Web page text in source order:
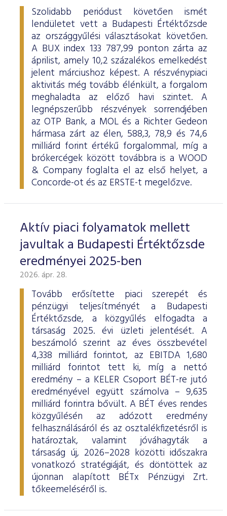
Szolidabb periódust követően ismét
lendületet vett a Budapesti Értéktőzsde
az országgyűlési választásokat követően.
A BUX index 133 787,99 ponton zárta az
áprilist, amely 10,2 százalékos emelkedést
jelent márciushoz képest. A részvénypiaci
aktivitás még tovább élénkült, a forgalom
meghaladta az előző havi szintet. A
legnépszerűbb részvények sorrendjében
az OTP Bank, a MOL és a Richter Gedeon
hármasa zárt az élen, 588,3, 78,9 és 74,6
milliárd forint értékű forgalommal, míg a
brókercégek között továbbra is a WOOD
& Company foglalta el az első helyet, a
Concorde-ot és az ERSTE-t megelőzve.
Aktív piaci folyamatok mellett
javultak a Budapesti Értéktőzsde
eredményei 2025-ben
2026. ápr. 28.
Tovább erősítette piaci szerepét és
pénzügyi teljesítményét a Budapesti
Értéktőzsde, a közgyűlés elfogadta a
társaság 2025. évi üzleti jelentését. A
beszámoló szerint az éves összbevétel
4,338 milliárd forintot, az EBITDA 1,680
milliárd forintot tett ki, míg a nettó
eredmény – a KELER Csoport BÉT-re jutó
eredményével együtt számolva – 9,635
milliárd forintra bővült. A BÉT éves rendes
közgyűlésén az adózott eredmény
felhasználásáról és az osztalékfizetésről is
határoztak, valamint jóváhagyták a
társaság új, 2026–2028 közötti időszakra
vonatkozó stratégiáját, és döntöttek az
újonnan alapított BÉTx Pénzügyi Zrt.
tőkeemeléséről is.